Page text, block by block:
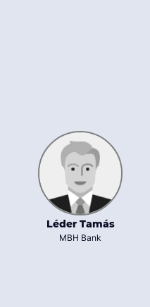
Léder Tamás
MBH Bank